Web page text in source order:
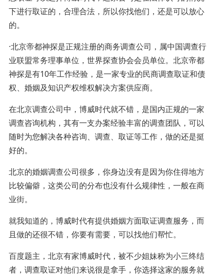
下进行取证的，合理合法，所以你找他们，还是可以放心
的。
·北京帝都神探是正规注册的商务调查公司，属中国调查行
业联盟常务理事单位，世界探查协会会员单位。北京帝都
神探是有10年工作经验，是一家专业的民商调查取证和债
权、婚姻及知识产权维权解决方案供应商。
在北京调查公司中，博威时代就不错，是国内正规的一家
调查咨询机构，其有一支办案经验丰富的调查团队，可以
随时为您解决各种咨询、调查、取证等工作，做的还是挺
好的。
北京的婚姻调查公司很多，你身边没有是因为你住得地方
比较偏僻，这类公司的分布也没有什么规律性，一般在商
业街。
就我知道的，博威时代有提供婚姻方面取证调查服务，而
且做的还很不错，你要有需要，可以找他们帮忙。
百度题主，北京有家博威时代，被不少姐妹称为小三终结
者，调查取证对他们来说很是拿手，你选择这家的服务就